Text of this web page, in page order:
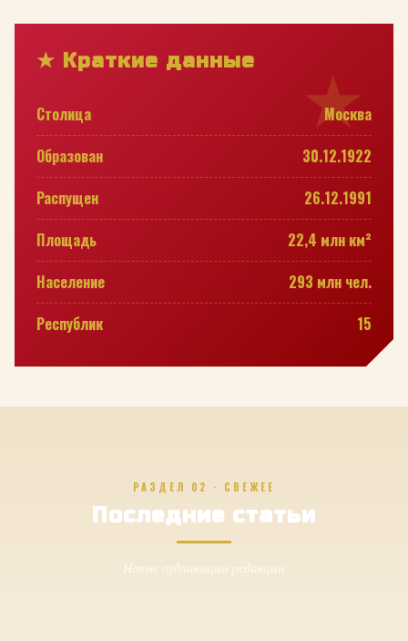
★ Краткие данные
Столица
Москва
Образован
30.12.1922
Распущен
26.12.1991
Площадь
22,4 млн км²
Население
293 млн чел.
Республик
15
РАЗДЕЛ 02 · СВЕЖЕЕ
Последние статьи
Новые публикации редакции